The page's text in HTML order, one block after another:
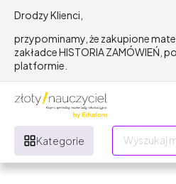
Drodzy Klienci,
przypominamy, że zakupione
zakładce HISTORIA ZAMÓWIEŃ,
platformie.
Kategorie